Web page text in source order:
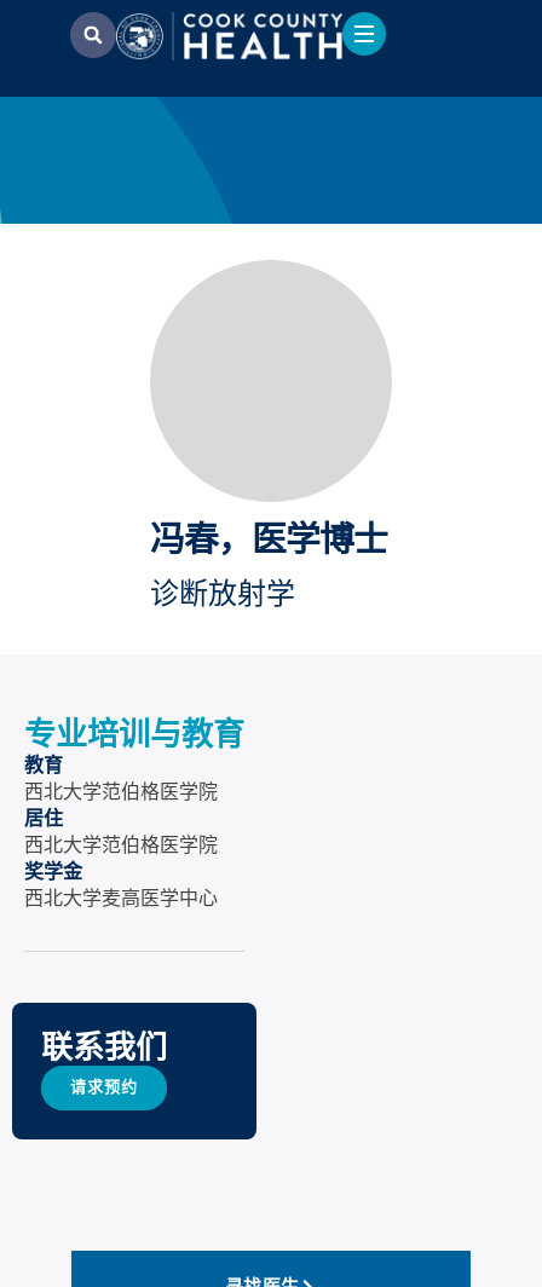
冯春，医学博士
诊断放射学
专业培训与教育
教育
西北大学范伯格医学院
居住
西北大学范伯格医学院
奖学金
西北大学麦高医学中心
联系我们
请求预约